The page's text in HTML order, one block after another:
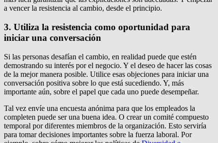
a vencer la resistencia al cambio, desde el principio.
3. Utiliza la resistencia como oportunidad para
iniciar una conversación
Si las personas desafían el cambio, en realidad puede que estén
demostrando su interés por el negocio. Y el deseo de hacer las cosas
de la mejor manera posible. Utilice esas objeciones para iniciar una
conversación positiva sobre lo que está sucediendo. Y, más
importante aún, sobre el papel que cada uno puede desempeñar.
Tal vez envíe una encuesta anónima para que los empleados la
completen puede ser una buena idea. O crear un comité compuesto
temporal por diferentes miembros de la organización. Esto serviría
para tomar decisiones importantes sobre la fuerza laboral. Por